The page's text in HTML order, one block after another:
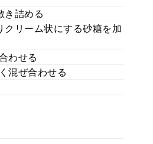
き詰める
リーム状にする砂糖を加
わせる
混ぜ合わせる